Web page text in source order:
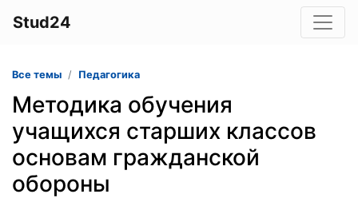
Stud24
Все темы Педагогика
Методика обучения
учащихся старших классов
основам гражданской
обороны